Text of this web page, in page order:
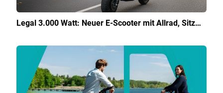
Legal 3.000 Watt: Neuer E-Scooter mit Allrad, Sitz…